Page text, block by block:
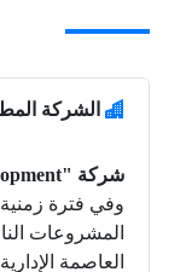
الشركة
شركة "Eight Development"
وفي فترة
المشروعات
العاصمة